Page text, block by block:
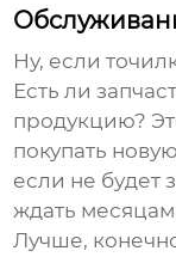
Ну, если
Есть ли
продукцию?
покупать
если не будет
ждать
Лучше,